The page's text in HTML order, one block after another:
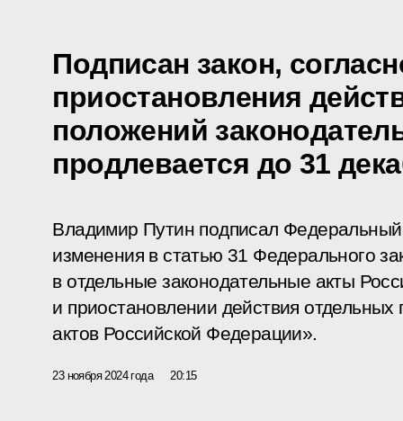
Подписан закон,
приостановления
положений
продлевается до 31
Владимир Путин подписал
изменения в статью 31 Федерального
в отдельные законодательные акты
и приостановлении действия
актов Российской Федерации».
23 ноября 2024 года 20:15